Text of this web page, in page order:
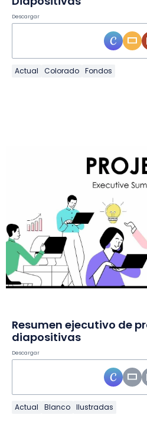
Descargar
Actual Colorado Fondos
Resumen ejecutivo de
diapositivas
Descargar
Actual Blanco Ilustradas